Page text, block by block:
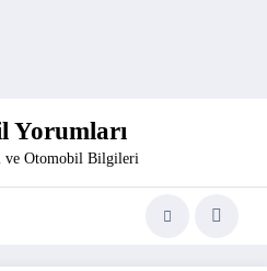
Yorumları
ve Otomobil Bilgileri